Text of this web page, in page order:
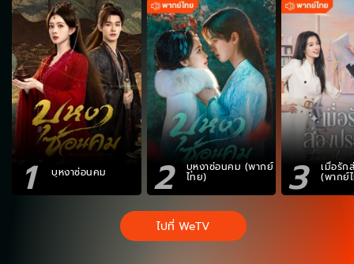
1 บุหงาซ่อนคม 2 บุหงาซ่อนคม (พากย์
ไทย) 3 เมื่อรัก
(พากย์
ไปที่ WeTV